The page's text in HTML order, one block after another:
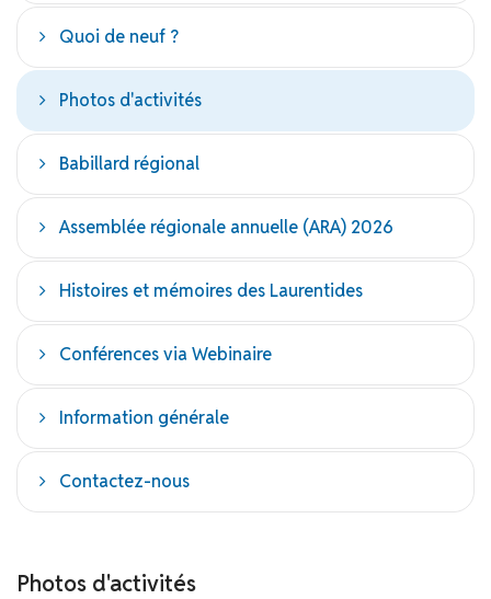
Quoi de neuf ?
Photos d'activités
Babillard régional
Assemblée régionale annuelle (ARA) 2026
Histoires et mémoires des Laurentides
Conférences via Webinaire
Information générale
Contactez-nous
Photos d'activités